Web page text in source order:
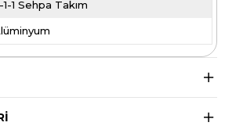
1-1 Sehpa Takım